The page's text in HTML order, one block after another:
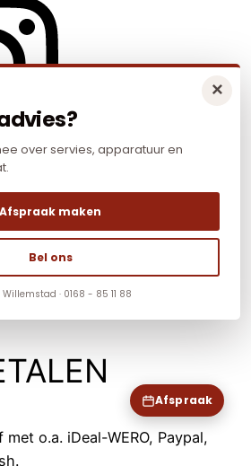
LEVERBAAR
volgende dag in huis!
o.a. iDeal-WERO, Paypal,
Afspraak
×
over servies, apparatuur en
Afspraak maken
Bel ons
· 0168 - 85 11 88